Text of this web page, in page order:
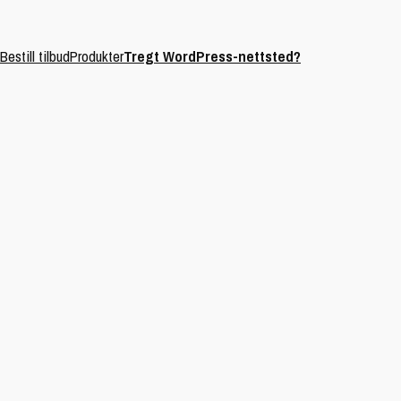
Bestill tilbudProdukterTregt WordPress-nettsted?